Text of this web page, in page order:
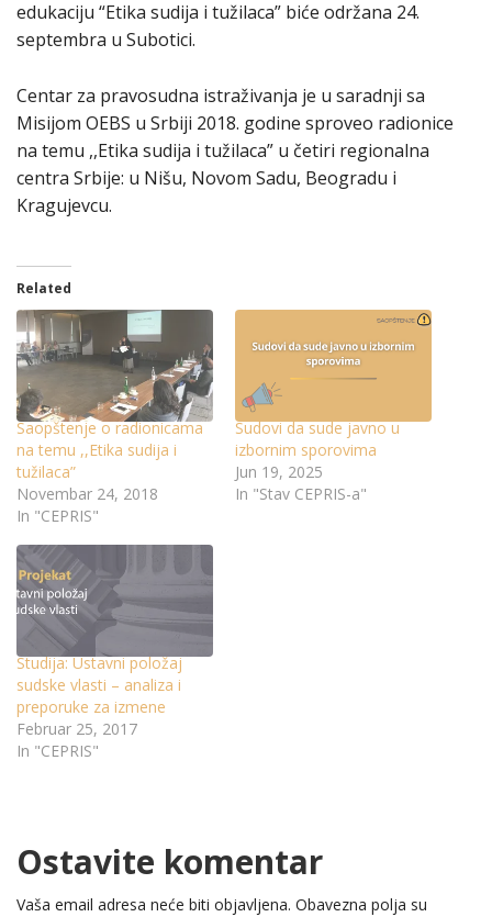
edukaciju “Etika sudija i tužilaca” biće održana 24.
septembra u Subotici.
Centar za pravosudna istraživanja je u saradnji sa
Misijom OEBS u Srbiji 2018. godine sproveo radionice
na temu ,,Etika sudija i tužilaca” u četiri regionalna
centra Srbije: u Nišu, Novom Sadu, Beogradu i
Kragujevcu.
Related
Saopštenje o radionicama
na temu ,,Etika sudija i
tužilaca”
Novembar 24, 2018
In "CEPRIS"
Sudovi da sude javno u
izbornim sporovima
Jun 19, 2025
In "Stav CEPRIS-a"
Studija: Ustavni položaj
sudske vlasti – analiza i
preporuke za izmene
Februar 25, 2017
In "CEPRIS"
Ostavite komentar
Vaša email adresa neće biti objavljena. Obavezna polja su